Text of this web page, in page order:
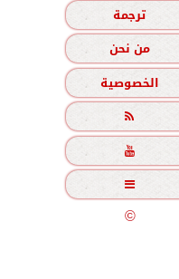
ترجمة
من نحن
الخصوصية



©